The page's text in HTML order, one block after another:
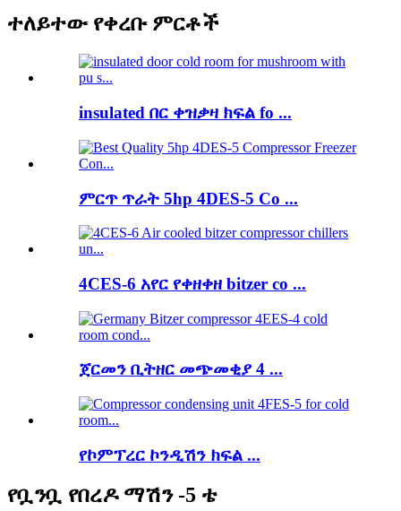
ተለይተው የቀረቡ ምርቶች
insulated በር ቀዝቃዛ ክፍል fo ...
ምርጥ ጥራት 5hp 4DES-5 Co ...
4CES-6 አየር የቀዘቀዘ bitzer co ...
ጀርመን ቢትዘር መጭመቂያ 4 ...
የኮምፕረር ኮንዲሽን ክፍል ...
የቧንቧ የበረዶ ማሽን -5 ቴ